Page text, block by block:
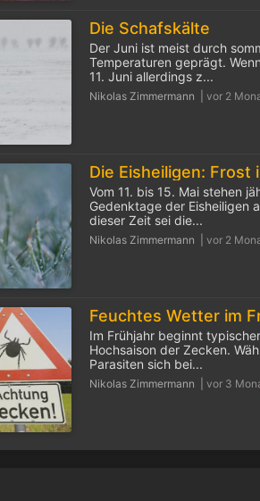
Die Schafskälte
Nikolas Zimmermann | vor 2
Der Juni ist meist durch
Temperaturen geprägt.
11. Juni allerdings z...
Nikolas Zimmermann | vor 2
Vom 11. bis 15. Mai stehen
Gedenktage der Eisheiligen
dieser Zeit sei die...
Nikolas Zimmermann | vor 3
Im Frühjahr beginnt
Hochsaison der Zecken.
Parasiten sich bei...